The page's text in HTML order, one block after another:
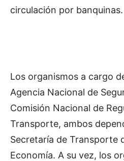
circulación por banquinas.
Los organismos a cargo
Agencia Nacional de
Comisión Nacional de
Transporte, ambos
Secretaría de Transporte
Economía. A su vez, los